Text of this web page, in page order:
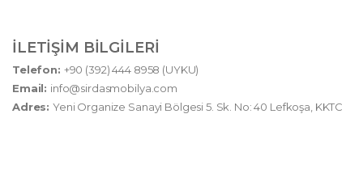
İLETIŞIM BILGILERI
Telefon: +90 (392) 444 8958 (UYKU)
Email: info@sirdasmobilya.com
Adres:Yeni Organize Sanayi Bölgesi 5. Sk. No: 40 Lefkoşa, KKTC